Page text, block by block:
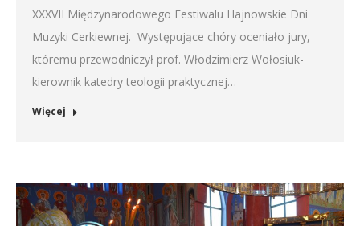
XXXVII Międzynarodowego Festiwalu Hajnowskie Dni
Muzyki Cerkiewnej. Występujące chóry oceniało jury,
któremu przewodniczył prof. Włodzimierz Wołosiuk-
kierownik katedry teologii praktycznej…
Więcej